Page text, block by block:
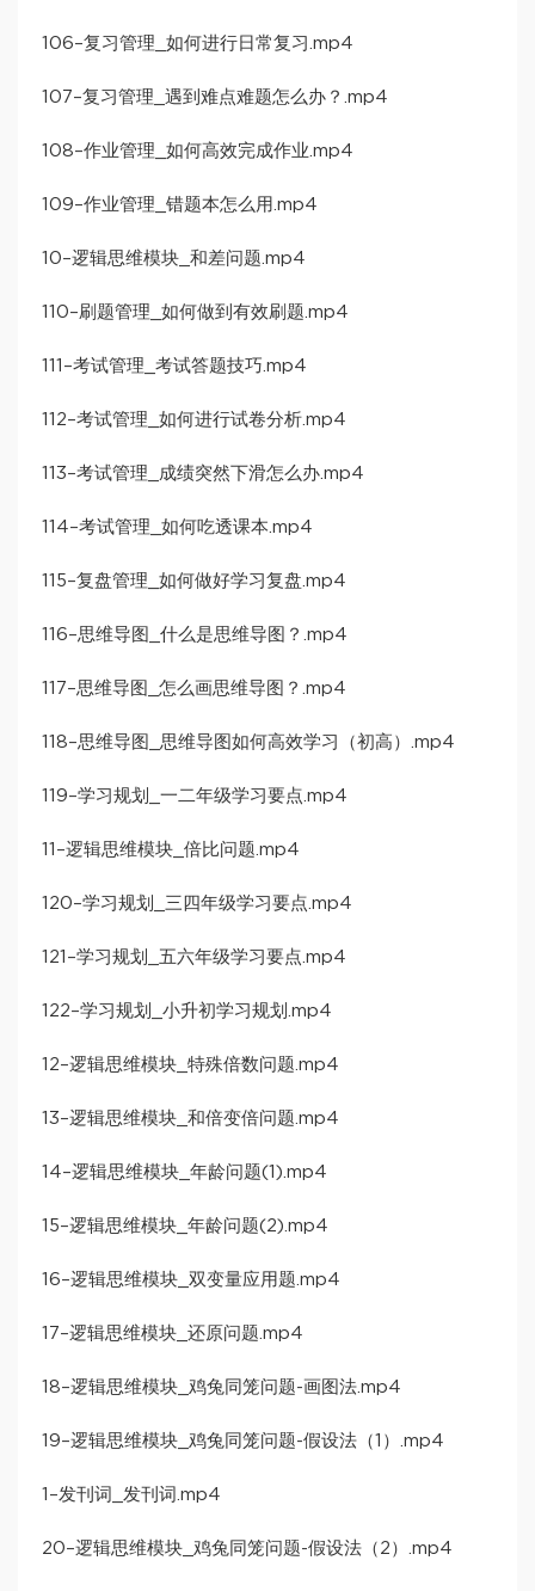
106–复习管理_如何进行日常复习.mp4
107–复习管理_遇到难点难题怎么办？.mp4
108–作业管理_如何高效完成作业.mp4
109–作业管理_错题本怎么用.mp4
10–逻辑思维模块_和差问题.mp4
110–刷题管理_如何做到有效刷题.mp4
111–考试管理_考试答题技巧.mp4
112–考试管理_如何进行试卷分析.mp4
113–考试管理_成绩突然下滑怎么办.mp4
114–考试管理_如何吃透课本.mp4
115–复盘管理_如何做好学习复盘.mp4
116–思维导图_什么是思维导图？.mp4
117–思维导图_怎么画思维导图？.mp4
118–思维导图_思维导图如何高效学习（初高）.mp4
119–学习规划_一二年级学习要点.mp4
11–逻辑思维模块_倍比问题.mp4
120–学习规划_三四年级学习要点.mp4
121–学习规划_五六年级学习要点.mp4
122–学习规划_小升初学习规划.mp4
12–逻辑思维模块_特殊倍数问题.mp4
13–逻辑思维模块_和倍变倍问题.mp4
14–逻辑思维模块_年龄问题(1).mp4
15–逻辑思维模块_年龄问题(2).mp4
16–逻辑思维模块_双变量应用题.mp4
17–逻辑思维模块_还原问题.mp4
18–逻辑思维模块_鸡兔同笼问题-画图法.mp4
19–逻辑思维模块_鸡兔同笼问题-假设法（1）.mp4
1–发刊词_发刊词.mp4
20–逻辑思维模块_鸡兔同笼问题-假设法（2）.mp4